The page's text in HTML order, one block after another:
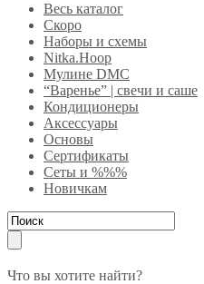
Весь каталог
Скоро
Наборы и схемы
Nitka.Hoop
Мулине DMC
“Варенье” | свечи и саше
Кондиционеры
Аксессуары
Основы
Сертификаты
Сеты и %%%
Новичкам
Что вы хотите найти?